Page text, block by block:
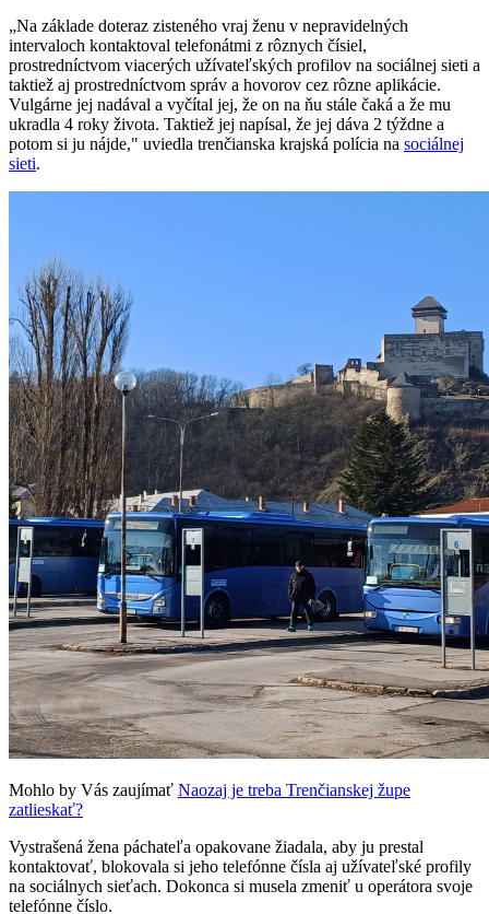
„Na základe doteraz zisteného vraj ženu v nepravidelných
intervaloch kontaktoval telefonátmi z rôznych čísiel,
prostredníctvom viacerých užívateľských profilov na sociálnej sieti a
taktiež aj prostredníctvom správ a hovorov cez rôzne aplikácie.
Vulgárne jej nadával a vyčítal jej, že on na ňu stále čaká a že mu
ukradla 4 roky života. Taktiež jej napísal, že jej dáva 2 týždne a
potom si ju nájde," uviedla trenčianska krajská polícia na sociálnej
sieti.
Mohlo by Vás zaujímať Naozaj je treba Trenčianskej župe
zatlieskať?
Vystrašená žena páchateľa opakovane žiadala, aby ju prestal
kontaktovať, blokovala si jeho telefónne čísla aj užívateľské profily
na sociálnych sieťach. Dokonca si musela zmeniť u operátora svoje
telefónne číslo.